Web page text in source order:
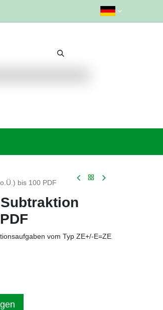
bis 100 PDF
vom Typ ZE+/-E=ZE